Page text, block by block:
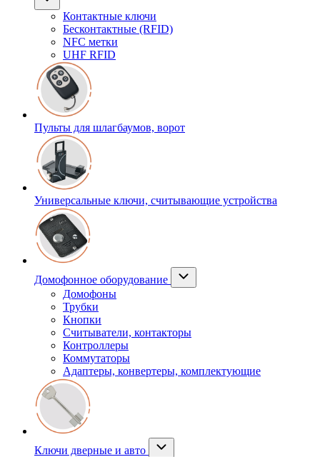
Контактные ключи
Бесконтактные (RFID)
NFC метки
UHF RFID
Пульты для шлагбаумов, ворот
Универсальные ключи, считывающие устройства
Домофонное оборудование
Домофоны
Трубки
Кнопки
Считыватели, контакторы
Контроллеры
Коммутаторы
Адаптеры, конвертеры, комплектующие
Ключи дверные и авто